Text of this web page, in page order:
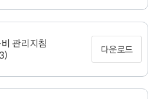
관리지침
다운로드